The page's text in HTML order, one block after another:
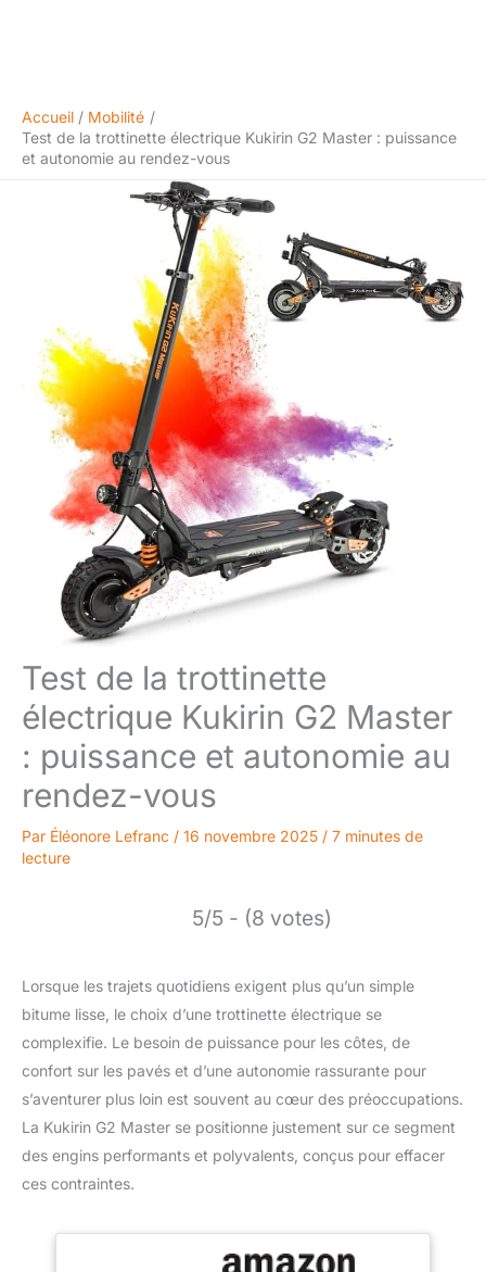
Accueil
Mobilité
Test de la trottinette électrique Kukirin G2 Master : puissance
et autonomie au rendez-vous
Test de la trottinette
électrique Kukirin G2 Master
: puissance et autonomie au
rendez-vous
Par Éléonore Lefranc / 16 novembre 2025 / 7 minutes de
lecture
5/5 - (8 votes)
Lorsque les trajets quotidiens exigent plus qu’un simple
bitume lisse, le choix d’une trottinette électrique se
complexifie. Le besoin de puissance pour les côtes, de
confort sur les pavés et d’une autonomie rassurante pour
s’aventurer plus loin est souvent au cœur des préoccupations.
La Kukirin G2 Master se positionne justement sur ce segment
des engins performants et polyvalents, conçus pour effacer
ces contraintes.